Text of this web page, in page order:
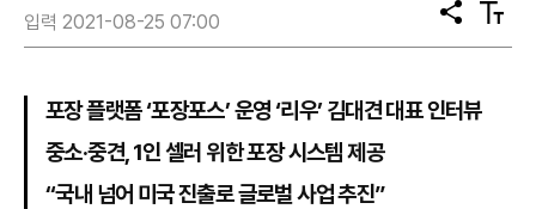
입력 2021-08-25 07:00
공
유
텍
스
포장 플랫폼 ‘포장포스’ 운영 ‘리우’ 김대견 대표 인터뷰
중소·중견, 1인 셀러 위한 포장 시스템 제공
“국내 넘어 미국 진출로 글로벌 사업 추진”